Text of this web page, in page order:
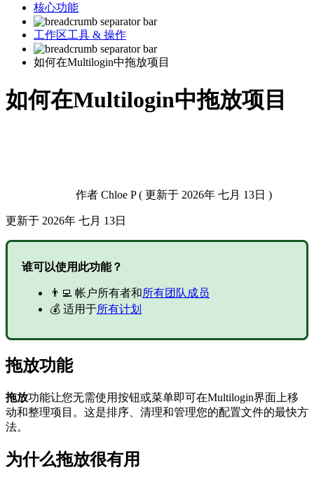
核心功能
工作区工具 & 操作
如何在Multilogin中拖放项目
如何在Multilogin中拖放项目
作者 Chloe P( 更新于 2026年 七月 13日 )
更新于 2026年 七月 13日
谁可以使用此功能？
👨‍💻 帐户所有者和所有团队成员
💰 适用于所有计划
拖放功能
拖放功能让您无需使用按钮或菜单即可在Multilogin界面上移
动和整理项目。这是排序、清理和管理您的配置文件的最快方
法。
为什么拖放很有用